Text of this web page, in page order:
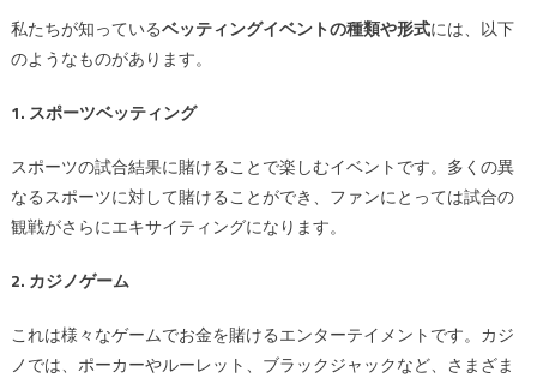
私たちが知っているベッティングイベントの種類や形式には、以下
のようなものがあります。
1. スポーツベッティング
スポーツの試合結果に賭けることで楽しむイベントです。多くの異
なるスポーツに対して賭けることができ、ファンにとっては試合の
観戦がさらにエキサイティングになります。
2. カジノゲーム
これは様々なゲームでお金を賭けるエンターテイメントです。カジ
ノでは、ポーカーやルーレット、ブラックジャックなど、さまざま